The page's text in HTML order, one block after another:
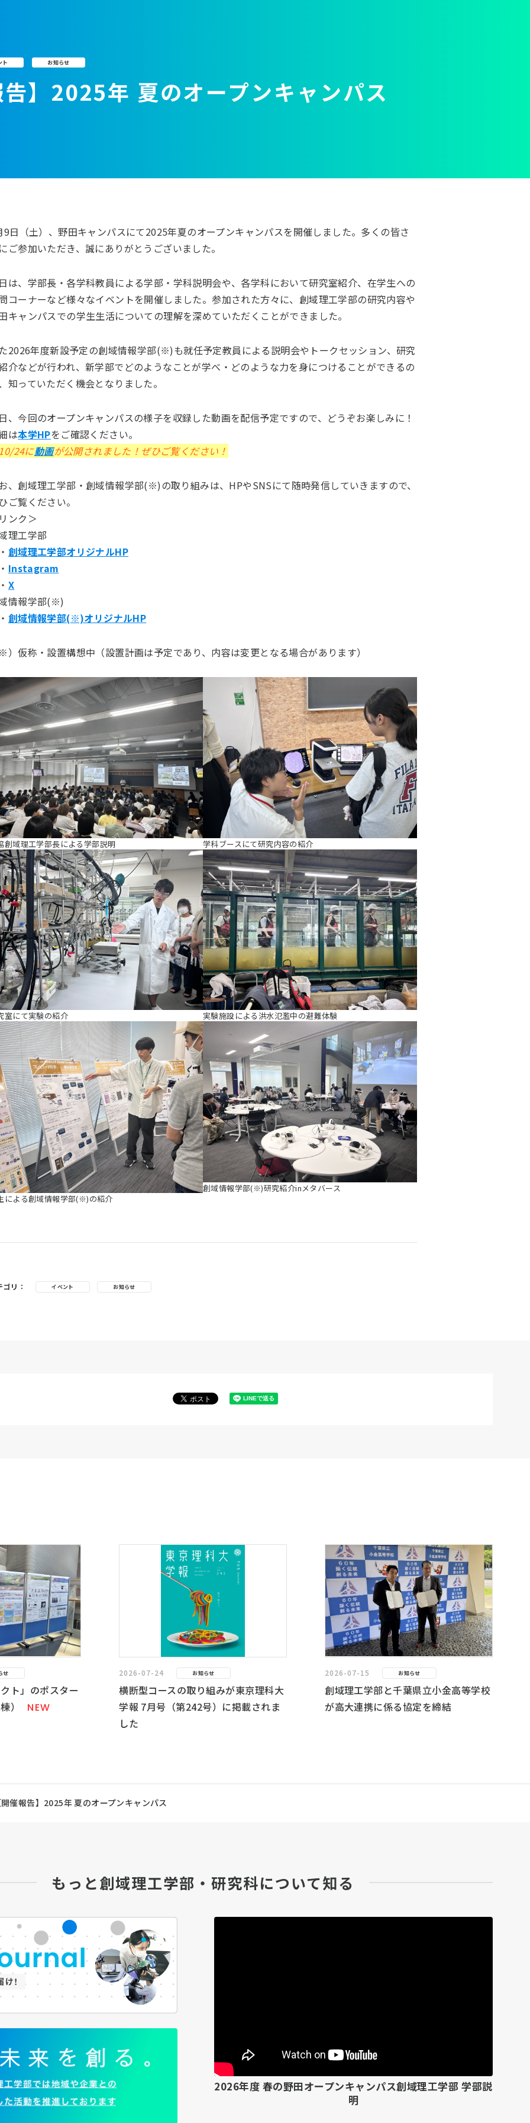
ト お知らせ
】2025年 夏のオープンキャンパス
9日（土）、野田キャンパスにて2025年夏のオープンキャンパスを開催しました。多くの皆さ
ご参加いただき、誠にありがとうございました。
は、学部長・各学科教員による学部・学科説明会や、各学科において研究室紹介、在学生への
コーナーなど様々なイベントを開催しました。参加された方々に、創域理工学部の研究内容や
キャンパスでの学生生活についての理解を深めていただくことができました。
2026年度新設予定の創域情報学部(※)も就任予定教員による説明会やトークセッション、研究
介などが行われ、新学部でどのようなことが学べ・どのような力を身につけることができるの
知っていただく機会となりました。
、今回のオープンキャンパスの様子を収録した動画を配信予定ですので、どうぞお楽しみに！
は本学HPをご確認ください。
24に動画が公開されました！ぜひご覧ください！
、創域理工学部・創域情報学部(※)の取り組みは、HPやSNSにて随時発信していきますので、
ご覧ください。
ンク＞
理工学部
創域理工学部オリジナルHP
Instagram
X
情報学部(※)
創域情報学部(※)オリジナルHP
）仮称・設置構想中（設置計画は予定であり、内容は変更となる場合があります）
創域理工学部長による学部説明 学科ブースにて研究内容の紹介
室にて実験の紹介 実験施設による洪水氾濫中の避難体験
による創域情報学部(※)の紹介
創域情報学部(※)研究紹介inメタバース
ゴリ： イベント お知らせ
せ
ト」のポスター
）
NEW
2026-07-24 お知らせ
横断型コースの取り組みが東京理科大
学報 7月号（第242号）に掲載されま
した
2026-07-15 お知らせ
創域理工学部と千葉県立小金高等学校
が高大連携に係る協定を締結
催報告】2025年 夏のオープンキャンパス
もっと創域理工学部・研究科について知る
2026年度 春の野田オープンキャンパス創域理工学部 学部説
明